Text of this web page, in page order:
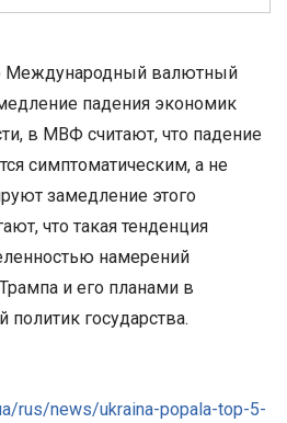
Международный валютный
падения экономик
в МВФ считают, что падение
симптоматическим, а не
замедление этого
что такая тенденция
намерений
и его планами в
государства.
rus/news/ukraina-popala-top-5-